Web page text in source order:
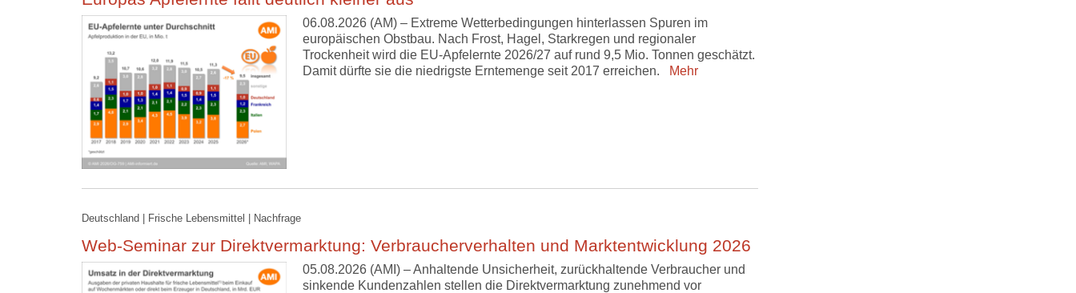
06.08.2026 (AM) – Extreme Wetterbedingungen hinterlassen Spuren im
europäischen Obstbau. Nach Frost, Hagel, Starkregen und regionaler
Trockenheit wird die EU-Apfelernte 2026/27 auf rund 9,5 Mio. Tonnen geschätzt.
Damit dürfte sie die niedrigste Erntemenge seit 2017 erreichen.
Mehr
Deutschland | Frische Lebensmittel | Nachfrage
Web-Seminar zur Direktvermarktung: Verbraucherverhalten und Marktentwicklung 2026
05.08.2026 (AMI) – Anhaltende Unsicherheit, zurückhaltende Verbraucher und
sinkende Kundenzahlen stellen die Direktvermarktung zunehmend vor